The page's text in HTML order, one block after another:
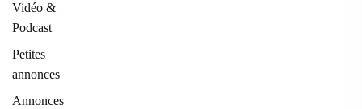
Vidéo &
Podcast
Petites
annonces
Annonces